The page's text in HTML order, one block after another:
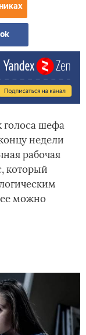
голоса шефа
недели
рабочая
который
можно